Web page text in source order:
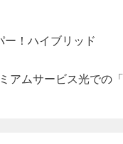
ー！ハイブリッド
ムサービス光での